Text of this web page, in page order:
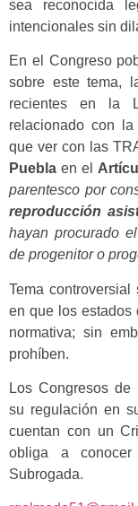
sea reconocida
intencionales sin
En el Congreso
sobre este tema,
recientes en la
relacionado con
que ver con las
Puebla en el
parentesco por
reproducción
hayan procurado
de progenitor o
Tema
en que los estados
normativa; sin
prohíben.
Los Congresos de
su regulación en
cuentan con un
obliga a
Subrogada.